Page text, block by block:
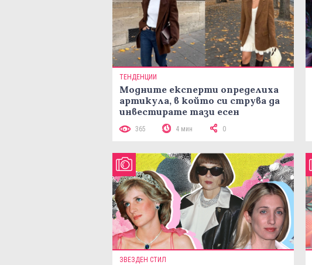
ТЕНДЕНЦИИ
Модните експерти определиха
артикула, в който си струва да
инвестирате тази есен
365 4 мин 0
ЗВЕЗДЕН СТИЛ